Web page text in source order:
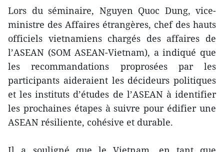
Lors du séminaire, Nguyen Quoc Dung, vice-
ministre des Affaires étrangères, chef des hauts
officiels vietnamiens chargés des affaires de
l’ASEAN (SOM ASEAN-Vietnam), a indiqué que
les recommandations proprosées par les
participants aideraient les décideurs politiques
et les instituts d’études de l’ASEAN à identifier
les prochaines étapes à suivre pour édifier une
ASEAN résiliente, cohésive et durable.